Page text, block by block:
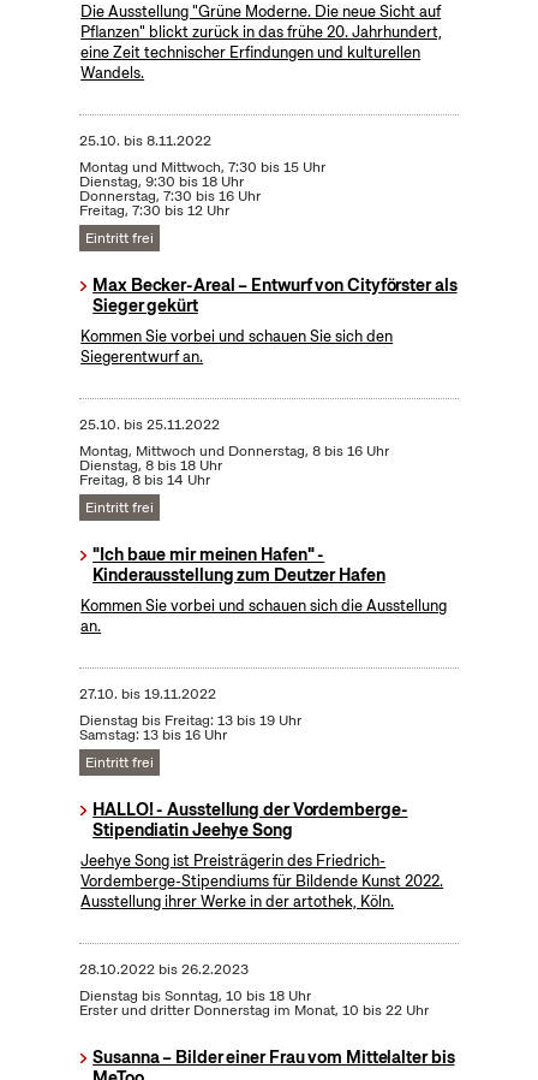
Die Ausstellung "Grüne Moderne. Die neue Sicht auf
Pflanzen" blickt zurück in das frühe 20. Jahrhundert,
eine Zeit technischer Erfindungen und kulturellen
Wandels.
25.10. bis8.11.2022
Montag und Mittwoch, 7:30 bis 15 Uhr
Dienstag, 9:30 bis 18 Uhr
Donnerstag, 7:30 bis 16 Uhr
Freitag, 7:30 bis 12 Uhr
Eintritt frei
Max Becker-Areal – Entwurf von Cityförster als
Sieger gekürt
Kommen Sie vorbei und schauen Sie sich den
Siegerentwurf an.
25.10. bis25.11.2022
Montag, Mittwoch und Donnerstag, 8 bis 16 Uhr
Dienstag, 8 bis 18 Uhr
Freitag, 8 bis 14 Uhr
Eintritt frei
"Ich baue mir meinen Hafen" -
Kinderausstellung zum Deutzer Hafen
Kommen Sie vorbei und schauen sich die Ausstellung
an.
27.10. bis19.11.2022
Dienstag bis Freitag: 13 bis 19 Uhr
Samstag: 13 bis 16 Uhr
Eintritt frei
HALLO! - Ausstellung der Vordemberge-
Stipendiatin Jeehye Song
Jeehye Song ist Preisträgerin des Friedrich-
Vordemberge-Stipendiums für Bildende Kunst 2022.
Ausstellung ihrer Werke in der artothek, Köln.
28.10.2022bis26.2.2023
Dienstag bis Sonntag, 10 bis 18 Uhr
Erster und dritter Donnerstag im Monat, 10 bis 22 Uhr
Susanna – Bilder einer Frau vom Mittelalter bis